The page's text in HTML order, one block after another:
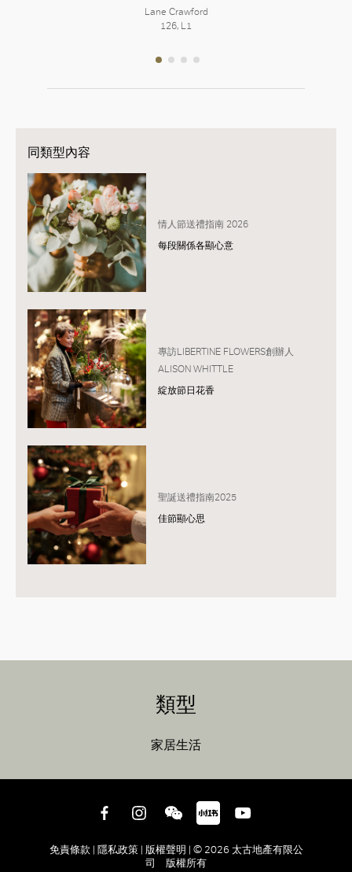
Lane Crawford
126, L1
同類型內容
情人節送禮指南 2026
每段關係各顯心意
專訪LIBERTINE FLOWERS創辦人
ALISON WHITTLE
綻放節日花香
聖誕送禮指南2025
佳節顯心思
類型
家居生活
免責條款 | 隱私政策 | 版權聲明 | © 2026 太古地產有限公
司 版權所有